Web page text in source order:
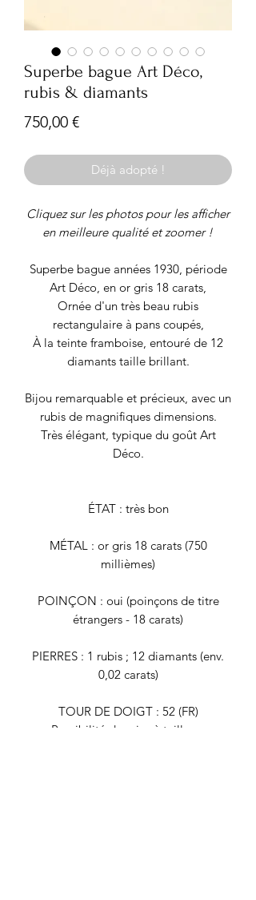
Superbe bague Art Déco,
rubis & diamants
750,00 €Prix
Déjà adopté !
Cliquez sur les photos pour les afficher
en meilleure qualité et zoomer !
Superbe bague années 1930, période
Art Déco, en or gris 18 carats,
Ornée d'un très beau rubis
rectangulaire à pans coupés,
À la teinte framboise, entouré de 12
diamants taille brillant.
Bijou remarquable et précieux, avec un
rubis de magnifiques dimensions.
Très élégant, typique du goût Art
Déco.
ÉTAT : très bon
MÉTAL : or gris 18 carats (750
millièmes)
POINÇON : oui (poinçons de titre
étrangers - 18 carats)
PIERRES : 1 rubis ; 12 diamants (env.
0,02 carats)
TOUR DE DOIGT : 52 (FR)
Possibilité de mise à taille en